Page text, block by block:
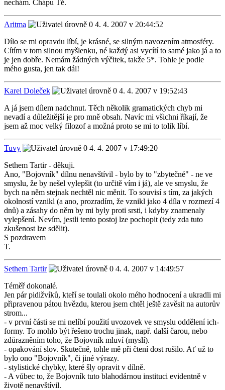
nechám. Chápu Tě.
Aritma
4. 4. 2007 v 20:44:52
Dílo se mi opravdu líbí, je krásné, se silným navozením atmosféry.
Cítím v tom silnou myšlenku, né každý asi vycítí to samé jako já a to
je jen dobře. Nemám žádných výčitek, takže 5*. Tohle je podle
mého gusta, jen tak dál!
Karel Doleček
4. 4. 2007 v 19:52:43
A já jsem dílem nadchnut. Těch několik gramatických chyb mi
nevadí a důležitější je pro mně obsah. Navíc mi všichni říkají, že
jsem až moc velký filozof a možná proto se mi to tolik líbí.
Tuvy
4. 4. 2007 v 17:49:20
Sethem Tartir - děkuji.
Ano, "Bojovník" dílnu nenavštívil - bylo by to "zbytečné" - ne ve
smyslu, že by nešel vylepšit (to určitě vím i já), ale ve smyslu, že
bych na něm stejnak nechtěl nic měnit. To souvisí s tím, za jakých
okolností vznikl (a ano, prozradím, že vznikl jako 4 díla v rozmezí 4
dnů) a zásahy do něm by mi byly proti srsti, i kdyby znamenaly
vylepšení. Nevím, jestli tento postoj lze pochopit (tedy zda tuto
zkušenost lze sdělit).
S pozdravem
T.
Sethem Tartir
4. 4. 2007 v 14:49:57
Téměř dokonalé.
Jen pár pidižvíků, kteří se toulali okolo mého hodnocení a ukradli mi
připravenou pátou hvězdu, kterou jsem chtěl ještě zavěsit na autorův
strom...
- v první části se mi nelíbí použití uvozovek ve smyslu oddělení ich-
formy. To mohlo být řešeno trochu jinak, např. další čarou, nebo
zdůrazněním toho, že Bojovník mluví (myslí).
- opakování slov. Skutečně, tohle mě při čtení dost rušilo. Ať už to
bylo ono "Bojovník", či jiné výrazy.
- stylistické chybky, které šly opravit v dílně.
- A vůbec to, že Bojovník tuto blahodárnou instituci evidentně v
životě nenavštívil.